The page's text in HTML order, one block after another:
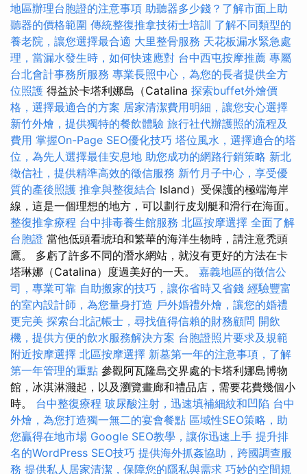
地區辦理台胞證的注意事項 助聽器多少錢？了解市面上助
聽器的價格範圍 傳統整復推拿技術士培訓 了解不同類型的
養老院，讓您選擇最合適 大里整骨服務 天花板漏水緊急處
理，當漏水發生時，如何快速應對 台中西屯按摩推薦 專屬
台北會計事務所服務 專業長照中心，為您的長者提供全方
位照護 得益於卡塔利娜島（Catalina 探索buffet外燴價
格，選擇最適合的方案 居家清潔費用明細，讓您安心選擇
新竹外燴，提供獨特的餐飲體驗 旅行社代辦護照的流程及
費用 掌握On-Page SEO優化技巧 塔位風水，選擇適合的塔
位，為先人選擇最佳安息地 助您成功的網路行銷策略 新北
徵信社，提供精準高效的徵信服務 新竹月子中心，享受優
質的產後照護 推拿與整復結合 Island）受保護的極端海岸
線，這是一個理想的地方，可以劃行皮划艇和滑行在海面。
整復推拿療程 台中排毒養生館服務 北區按摩選擇 全面了解
台胞證 當他低頭看琥珀和繁華的海洋生物時，請注意禿頭
鷹。 多虧了許多不同的潛水網站，就沒有更好的方法在卡
塔琳娜（Catalina）度過美好的一天。 嘉義地區的徵信公
司，專業可靠 自助搬家的技巧，讓你省時又省錢 經驗豐富
的室內設計師，為您量身打造 戶外婚禮外燴，讓您的婚禮
更完美 探索台北記帳士，尋找值得信賴的財務顧問 開飲
機，提供方便的飲水服務解決方案 台胞證照片要求及規範
附近按摩選擇 北區按摩選擇 新墓第一年的注意事項，了解
第一年管理的重點 參觀阿瓦隆島交界處的卡塔利娜島博物
館，冰淇淋濺起，以及瀏覽畫廊和禮品店，需要花費幾個小
時。 台中整復療程 玻尿酸注射，迅速填補細紋和凹陷 台中
外燴，為您打造獨一無二的宴會餐點 區域性SEO策略，助
您贏得在地市場 Google SEO教學，讓你迅速上手 提升排
名的WordPress SEO技巧 提供海外抓姦協助，跨國調查服
務 提供私人居家清潔，保障您的隱私與需求 巧妙的空間規